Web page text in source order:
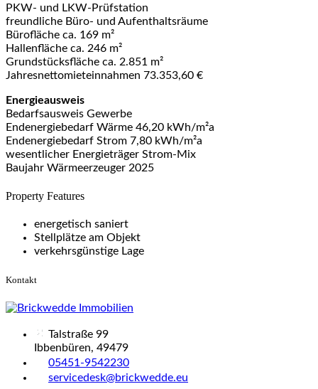
PKW- und LKW-Prüfstation
freundliche Büro- und Aufenthaltsräume
Bürofläche ca. 169 m²
Hallenfläche ca. 246 m²
Grundstücksfläche ca. 2.851 m²
Jahresnettomieteinnahmen 73.353,60 €
Energieausweis
Bedarfsausweis Gewerbe
Endenergiebedarf Wärme 46,20 kWh/m²a
Endenergiebedarf Strom 7,80 kWh/m²a
wesentlicher Energieträger Strom-Mix
Baujahr Wärmeerzeuger 2025
Property Features
energetisch saniert
Stellplätze am Objekt
verkehrsgünstige Lage
Kontakt
Talstraße 99
Ibbenbüren, 49479
05451-9542230
servicedesk@brickwedde.eu